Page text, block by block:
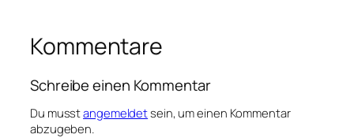
Kommentare
Schreibe einen Kommentar
Du musstangemeldetsein, um einen Kommentar
abzugeben.